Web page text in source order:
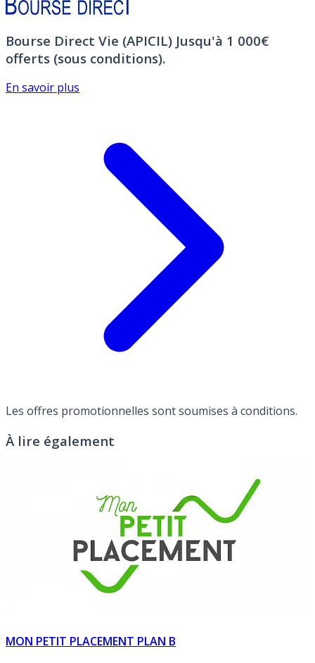
Bourse Direct Vie (APICIL) Jusqu'à 1 000€
offerts (sous conditions).
En savoir plus
Les offres promotionnelles sont soumises à conditions.
À lire également
MON PETIT PLACEMENT PLAN B